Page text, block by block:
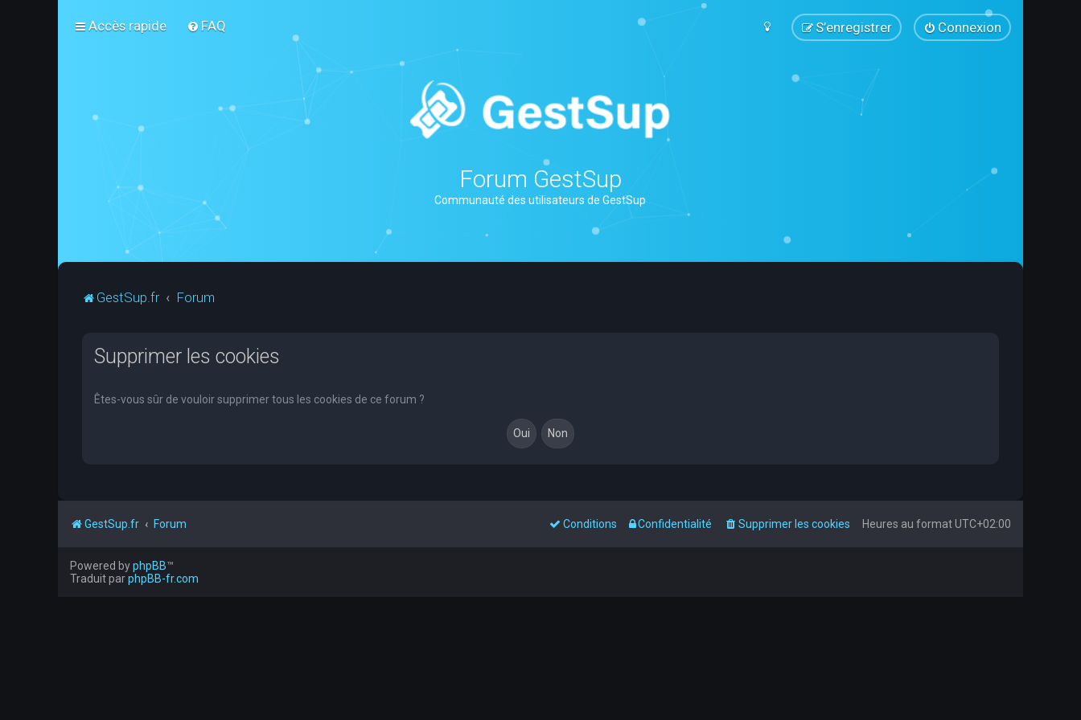
Accès rapide FAQ Connexion
S’enregistrer
Forum GestSup
Communauté des utilisateurs de GestSup
GestSup.fr Forum
Supprimer les cookies
Êtes-vous sûr de vouloir supprimer tous les cookies de ce forum ?
GestSup.fr Forum Heures au formatUTC+02:00
Supprimer les cookies
Confidentialité
Conditions
Powered byphpBB™
Traduit parphpBB-fr.com